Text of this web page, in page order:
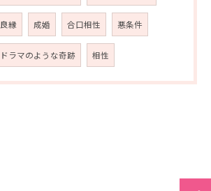
良縁 成婚 合口相性 悪条件
ドラマのような奇跡 相性